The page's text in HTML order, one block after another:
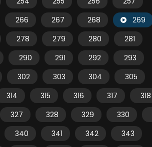
266 267 268
269
278 279 280
281
290 291 292
293
302 303 304
305
314 315 316 317
318
327 328 329 330
340 341 342
343